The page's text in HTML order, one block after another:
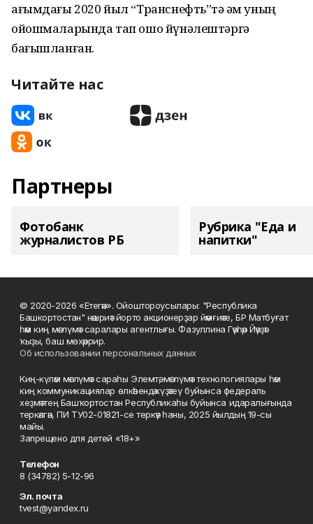
ағымдағы 2020 йыл “Транснефть”тә һәм уның
ойошмаларында тап ошо йүнәлештәргә
бағышланған.
Читайте нас
Партнеры
Фотобанк
журналистов РБ
Рубрика "Еда и
напитки"
© 2020-2026 «Етегән». Ойоштороусылары: "Республика
Башкортостан" нәшриәт йорто акционерҙар йәмғиәте, БР Матбуғат
һәм киң мәғлүмәт саралары агентлығы. Фазуллина Гәүһәр Йәүҙәт
ҡыҙы, баш мөхәррир.
Об использовании персональных данных
Киң-күләм мәғлүмәт сараһы Элемтә, мәғлүмәт технологиялары һәм
киң коммуникациялар өлкәһендә күҙәтеү буйынса федераль
хеҙмәттең Башҡортостан Республикаһы буйынса идаралығында
теркәлгән, ПИ ТУ02-01821-се теркәү һаны, 2025 йылдың 19-сы
майы.
Запрещено для детей «18+»
Телефон
8 (34782) 5-12-96
Эл. почта
tvest@yandex.ru